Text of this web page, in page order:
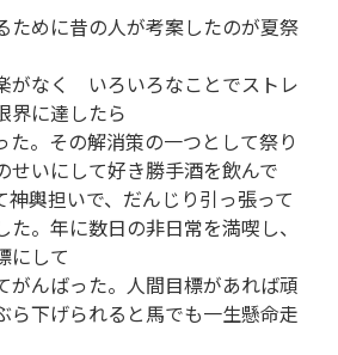
ために昔の人が考案したのが夏祭
がなく いろいろなことでストレ
界に達したら
た。その解消策の一つとして祭り
せいにして好き勝手酒を飲んで
神輿担いで、だんじり引っ張って
。年に数日の非日常を満喫し、
にして
がんばった。人間目標があれば頑
ら下げられると馬でも一生懸命走